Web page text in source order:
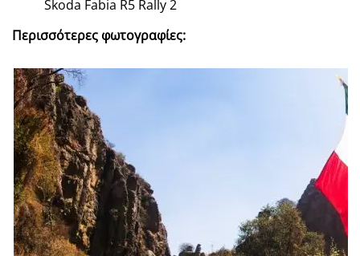
Skoda Fabia R5 Rally 2
Περισσότερες φωτογραφίες: